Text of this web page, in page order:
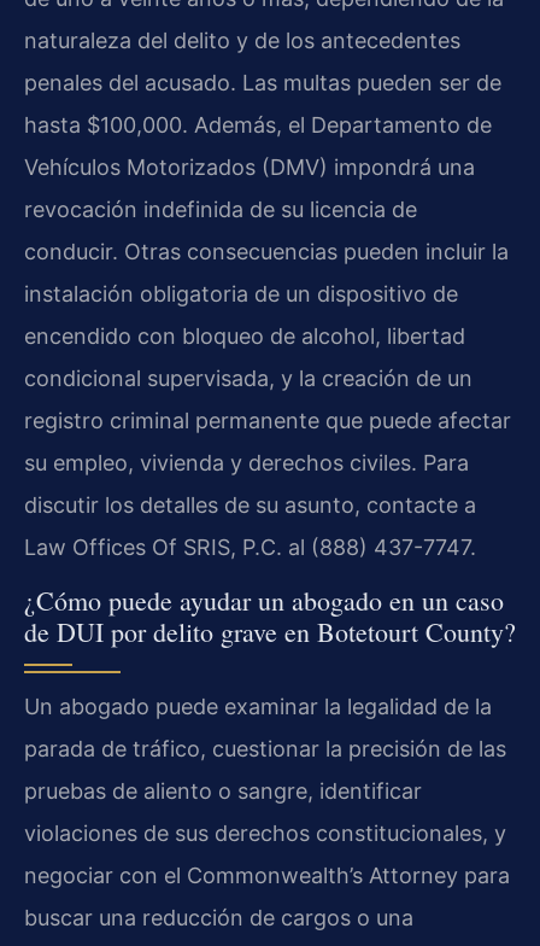
naturaleza del delito y de los antecedentes
penales del acusado. Las multas pueden ser de
hasta $100,000. Además, el Departamento de
Vehículos Motorizados (DMV) impondrá una
revocación indefinida de su licencia de
conducir. Otras consecuencias pueden incluir la
instalación obligatoria de un dispositivo de
encendido con bloqueo de alcohol, libertad
condicional supervisada, y la creación de un
registro criminal permanente que puede afectar
su empleo, vivienda y derechos civiles. Para
discutir los detalles de su asunto, contacte a
Law Offices Of SRIS, P.C. al (888) 437-7747.
¿Cómo puede ayudar un abogado en un caso
de DUI por delito grave en Botetourt County?
Un abogado puede examinar la legalidad de la
parada de tráfico, cuestionar la precisión de las
pruebas de aliento o sangre, identificar
violaciones de sus derechos constitucionales, y
negociar con el Commonwealth’s Attorney para
buscar una reducción de cargos o una